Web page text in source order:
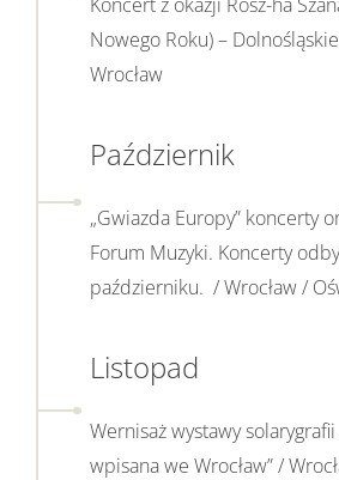
temat
Nowego Roku) –
Wrocław
Zobacz
na
temat
Październik
„Gwiazda Europy” koncerty
Forum Muzyki. Koncerty
październiku. / Wrocław /
Makabresku inspirowanych
Remembrance and Future
Zobacz
na
temat
Listopad
Wernisaż wystawy
wpisana we Wrocław” /